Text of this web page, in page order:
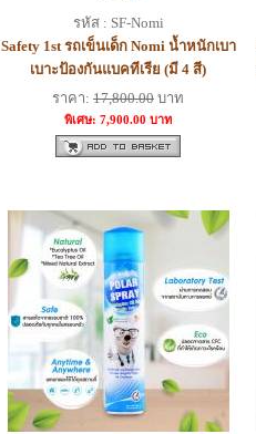
รหัส : SF-Nomi
Safety 1st รถเข็นเด็ก Nomi น้ำหนักเบา
เบาะป้องกันแบคทีเรีย (มี 4 สี)
ราคา:17,800.00 บาท
พิเศษ: 7,900.00 บาท